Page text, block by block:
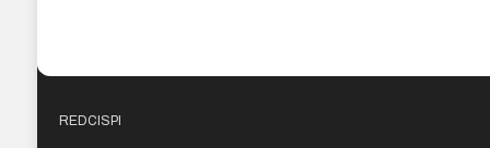
REDCISPI